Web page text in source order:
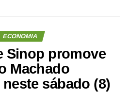
ECONOMIA
Sinop promove
Machado
sábado (8)